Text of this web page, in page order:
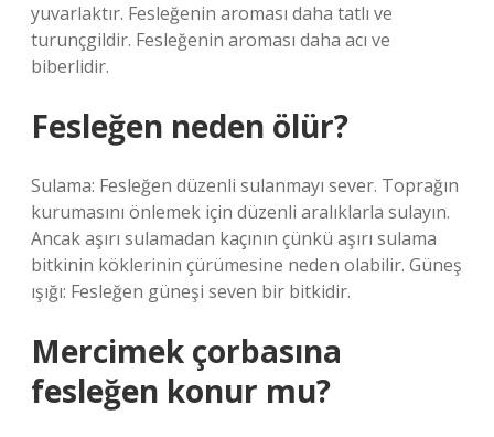
yuvarlaktır. Fesleğenin aroması daha tatlı ve
turunçgildir. Fesleğenin aroması daha acı ve
biberlidir.
Fesleğen neden ölür?
Sulama: Fesleğen düzenli sulanmayı sever. Toprağın
kurumasını önlemek için düzenli aralıklarla sulayın.
Ancak aşırı sulamadan kaçının çünkü aşırı sulama
bitkinin köklerinin çürümesine neden olabilir. Güneş
ışığı: Fesleğen güneşi seven bir bitkidir.
Mercimek çorbasına
fesleğen konur mu?